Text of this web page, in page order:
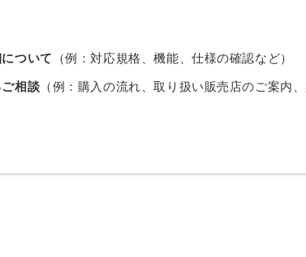
ついて （例：対応規格、機能、仕様の確認など）
相談 （例：購入の流れ、取り扱い販売店のご案内